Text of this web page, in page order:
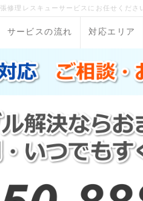
修理レスキューサービスにお任せくださ
サービスの流れ 対応エリア